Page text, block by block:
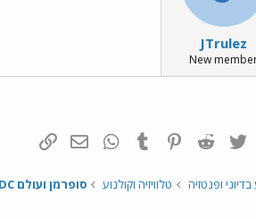
JTrulez
New
פייסבוק Twitter
Reddit
Pinterest
Tumblr
WhatsAppדואר אלקטרוני
ופנטזיה טלוויזיה וקולנוע סופרמן ועולם DC